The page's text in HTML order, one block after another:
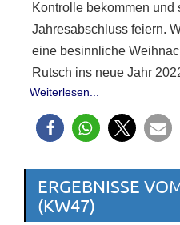
Kontrolle bekommen und
Jahresabschluss feiern.
eine besinnliche
Rutsch ins neue Jahr
Weiterlesen...
ERGEBNISSE
(KW47)